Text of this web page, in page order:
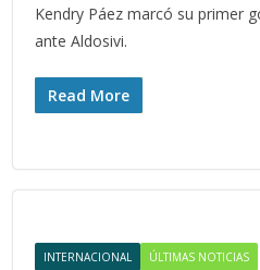
Kendry Páez marcó su primer
ante Aldosivi.
Read More
INTERNACIONAL ÚLTIMAS NOTICIAS